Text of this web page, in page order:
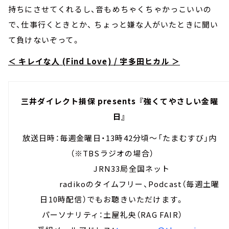
持ちにさせてくれるし、音もめちゃくちゃかっこいいの
で、仕事行くときとか、 ちょっと嫌な人がいたときに聞い
て負けないぞって。
＜ キレイな人 (Find Love) / 宇多田ヒカル ＞
三井ダイレクト損保 presents 『強くてやさしい金曜
日』
放送日時：毎週金曜日・13時42分頃～「たまむすび」内
（※TBSラジオの場合）
JRN33局全国ネット
radikoのタイムフリー、Podcast（毎週土曜
日10時配信）でもお聴きいただけます。
パーソナリティ：土屋礼央（RAG FAIR）